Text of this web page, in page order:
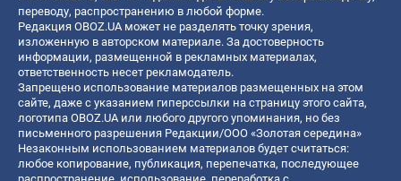
переводу, распространению в любой форме.
Редакция OBOZ.UA может не разделять точку зрения,
изложенную в авторском материале. За достоверность
информации, размещенной в рекламных материалах,
ответственность несет рекламодатель.
Запрещено использование материалов размещенных на этом
сайте, даже с указанием гиперссылки на страницу этого сайта,
логотипа OBOZ.UA или любого другого упоминания, но без
письменного разрешения Редакции/ООО «Золотая середина»
Незаконным использованием материалов будет считаться:
любое копирование, публикация, перепечатка, последующее